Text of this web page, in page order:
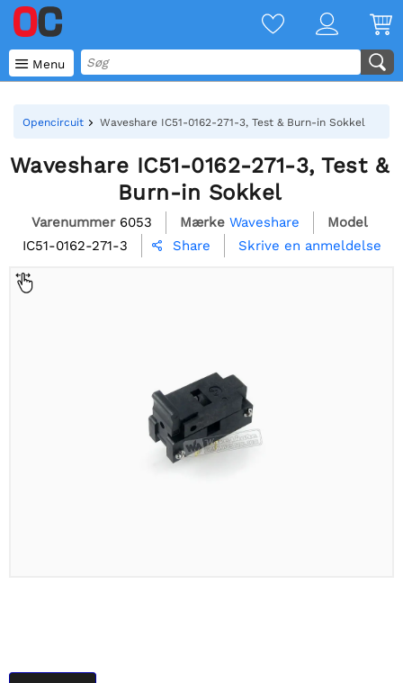
 Menu
Opencircuit Waveshare IC51-0162-271-3, Test & Burn-in Sokkel
Waveshare IC51-0162-271-3, Test &
Burn-in Sokkel
Varenummer 6053 Mærke Waveshare
Model
IC51-0162-271-3
 Share Skrive en anmeldelse